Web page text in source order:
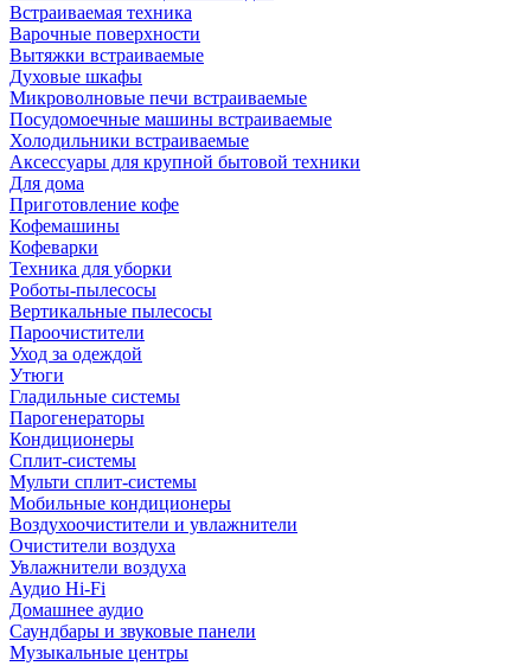
Встраиваемая техника
Варочные поверхности
Вытяжки встраиваемые
Духовые шкафы
Микроволновые печи встраиваемые
Посудомоечные машины встраиваемые
Холодильники встраиваемые
Аксессуары для крупной бытовой техники
Для дома
Приготовление кофе
Кофемашины
Кофеварки
Техника для уборки
Роботы-пылесосы
Вертикальные пылесосы
Пароочистители
Уход за одеждой
Утюги
Гладильные системы
Парогенераторы
Кондиционеры
Сплит-системы
Мульти сплит-системы
Мобильные кондиционеры
Воздухоочистители и увлажнители
Очистители воздуха
Увлажнители воздуха
Аудио Hi-Fi
Домашнее аудио
Саундбары и звуковые панели
Музыкальные центры